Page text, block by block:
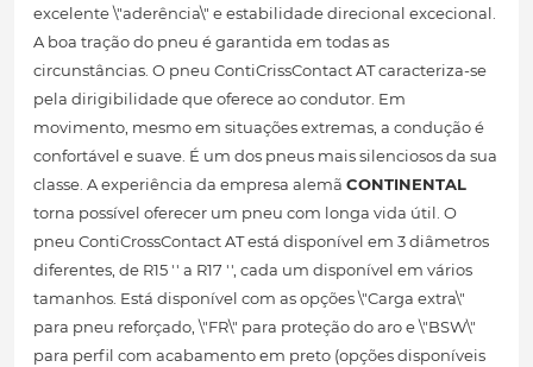
excelente \"aderência\" e estabilidade direcional excecional.
A boa tração do pneu é garantida em todas as
circunstâncias. O pneu ContiCrissContact AT caracteriza-se
pela dirigibilidade que oferece ao condutor. Em
movimento, mesmo em situações extremas, a condução é
confortável e suave. É um dos pneus mais silenciosos da sua
classe. A experiência da empresa alemã CONTINENTAL
torna possível oferecer um pneu com longa vida útil. O
pneu ContiCrossContact AT está disponível em 3 diâmetros
diferentes, de R15 '' a R17 '', cada um disponível em vários
tamanhos. Está disponível com as opções \"Carga extra\"
para pneu reforçado, \"FR\" para proteção do aro e \"BSW\"
para perfil com acabamento em preto (opções disponíveis